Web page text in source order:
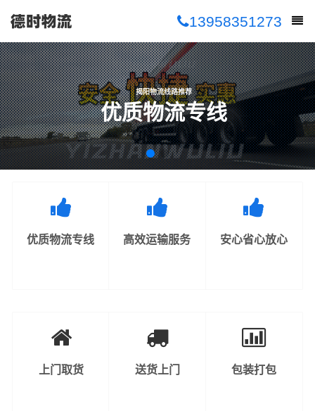
13958351273
揭阳物流线路推荐
优质物流专线
优质物流专线 高效运输服务 安心省心放心
上门取货 送货上门 包装打包